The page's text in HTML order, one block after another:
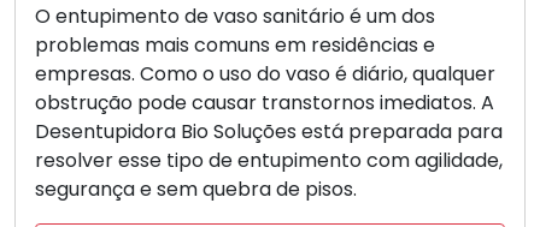
O entupimento de vaso sanitário é um dos
problemas mais comuns em residências e
empresas. Como o uso do vaso é diário, qualquer
obstrução pode causar transtornos imediatos. A
Desentupidora Bio Soluções está preparada para
resolver esse tipo de entupimento com agilidade,
segurança e sem quebra de pisos.